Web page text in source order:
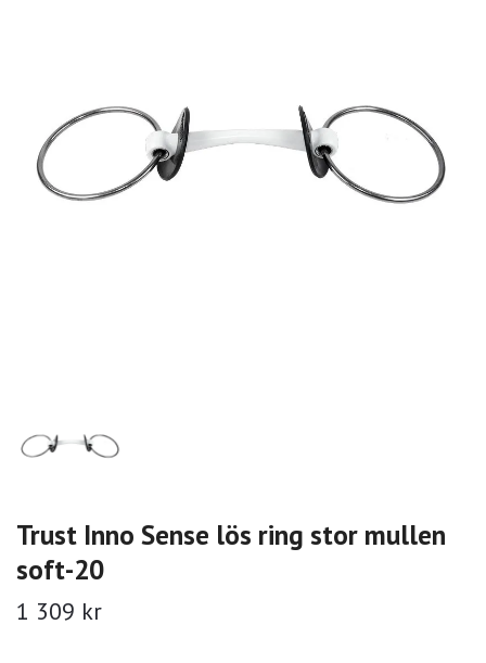
Trust Inno Sense lös ring stor mullen
soft-20
1 309 kr